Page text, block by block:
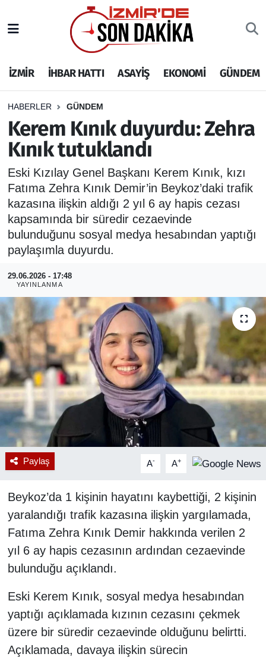
İZMİR İHBAR HATTI ASAYİŞ EKONOMİ GÜNDEM
HABERLER GÜNDEM
Kerem Kınık duyurdu: Zehra
Kınık tutuklandı
Eski Kızılay Genel Başkanı Kerem Kınık, kızı
Fatıma Zehra Kınık Demir’in Beykoz’daki trafik
kazasına ilişkin aldığı 2 yıl 6 ay hapis cezası
kapsamında bir süredir cezaevinde
bulunduğunu sosyal medya hesabından yaptığı
paylaşımla duyurdu.
29.06.2026 - 17:48
YAYINLANMA
Paylaş A- A+
Beykoz’da 1 kişinin hayatını kaybettiği, 2 kişinin
yaralandığı trafik kazasına ilişkin yargılamada,
Fatıma Zehra Kınık Demir hakkında verilen 2
yıl 6 ay hapis cezasının ardından cezaevinde
bulunduğu açıklandı.
Eski Kerem Kınık, sosyal medya hesabından
yaptığı açıklamada kızının cezasını çekmek
üzere bir süredir cezaevinde olduğunu belirtti.
Açıklamada, davaya ilişkin sürecin
İHBAR HATTI
DEPREM
GENEL
EKONOMİ
SİYASET
SPOR
ASAYİŞ
RESMİ REKLAM
İzmir Nöbetçi Eczaneler
İzmir Hava Durumu
İzmir Namaz Vakitleri
İzmir Trafik Yoğunluk Haritası
Puan Durumu ve Fikstür
Tüm Manşetler
Son Dakika Haberleri
Haber Arşivi